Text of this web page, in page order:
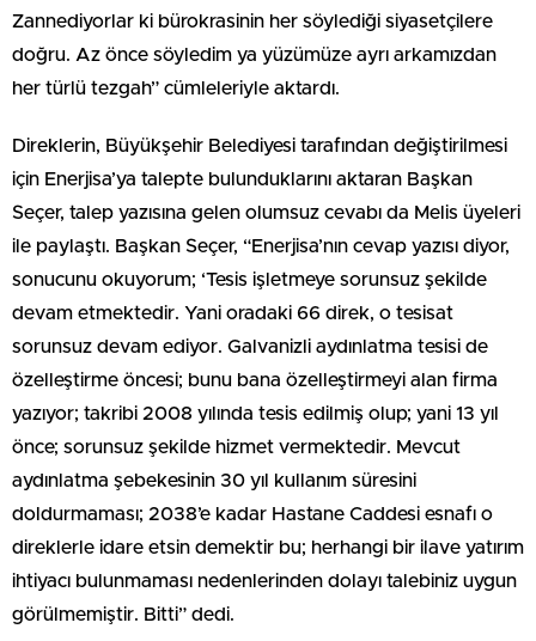
Zannediyorlar ki bürokrasinin her söylediği siyasetçilere
doğru. Az önce söyledim ya yüzümüze ayrı arkamızdan
her türlü tezgah” cümleleriyle aktardı.
Direklerin, Büyükşehir Belediyesi tarafından değiştirilmesi
için Enerjisa’ya talepte bulunduklarını aktaran Başkan
Seçer, talep yazısına gelen olumsuz cevabı da Melis üyeleri
ile paylaştı. Başkan Seçer, “Enerjisa’nın cevap yazısı diyor,
sonucunu okuyorum; ‘Tesis işletmeye sorunsuz şekilde
devam etmektedir. Yani oradaki 66 direk, o tesisat
sorunsuz devam ediyor. Galvanizli aydınlatma tesisi de
özelleştirme öncesi; bunu bana özelleştirmeyi alan firma
yazıyor; takribi 2008 yılında tesis edilmiş olup; yani 13 yıl
önce; sorunsuz şekilde hizmet vermektedir. Mevcut
aydınlatma şebekesinin 30 yıl kullanım süresini
doldurmaması; 2038’e kadar Hastane Caddesi esnafı o
direklerle idare etsin demektir bu; herhangi bir ilave yatırım
ihtiyacı bulunmaması nedenlerinden dolayı talebiniz uygun
görülmemiştir. Bitti” dedi.